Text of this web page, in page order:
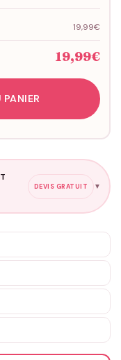
19,99€
19,99€
PANIER
DEVIS GRATUIT ▼
10€ selon la demande